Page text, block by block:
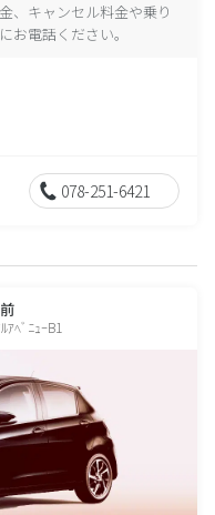
、キャンセル料金や乗り
お電話ください。
078-251-6421
ﾍﾞﾆｭｰB1